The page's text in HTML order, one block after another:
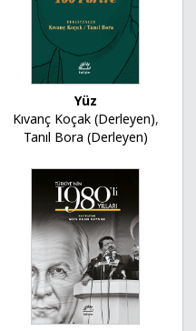
Yüz
Kıvanç Koçak (Derleyen),
Tanıl Bora (Derleyen)